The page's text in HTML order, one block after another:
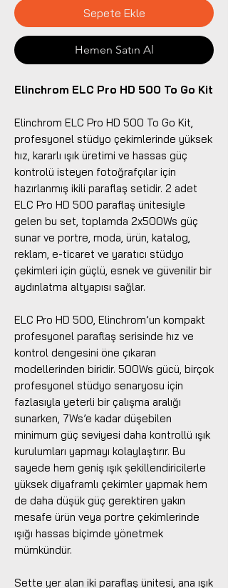
Sepete Ekle
Hemen Satın Al
Elinchrom ELC Pro HD 500 To Go Kit
Elinchrom ELC Pro HD 500 To Go Kit,
profesyonel stüdyo çekimlerinde yüksek
hız, kararlı ışık üretimi ve hassas güç
kontrolü isteyen fotoğrafçılar için
hazırlanmış ikili paraflaş setidir. 2 adet
ELC Pro HD 500 paraflaş ünitesiyle
gelen bu set, toplamda 2x500Ws güç
sunar ve portre, moda, ürün, katalog,
reklam, e-ticaret ve yaratıcı stüdyo
çekimleri için güçlü, esnek ve güvenilir bir
aydınlatma altyapısı sağlar.
ELC Pro HD 500, Elinchrom’un kompakt
profesyonel paraflaş serisinde hız ve
kontrol dengesini öne çıkaran
modellerinden biridir. 500Ws gücü, birçok
profesyonel stüdyo senaryosu için
fazlasıyla yeterli bir çalışma aralığı
sunarken, 7Ws’e kadar düşebilen
minimum güç seviyesi daha kontrollü ışık
kurulumları yapmayı kolaylaştırır. Bu
sayede hem geniş ışık şekillendiricilerle
yüksek diyaframlı çekimler yapmak hem
de daha düşük güç gerektiren yakın
mesafe ürün veya portre çekimlerinde
ışığı hassas biçimde yönetmek
mümkündür.
Sette yer alan iki paraflaş ünitesi, ana ışık